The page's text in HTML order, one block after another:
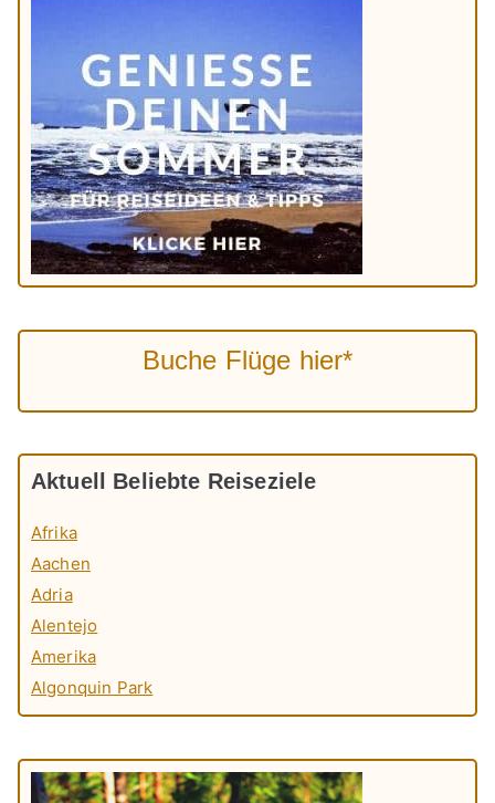
Buche Flüge hier*
Aktuell Beliebte Reiseziele
Afrika
Aachen
Adria
Alentejo
Amerika
Algonquin Park